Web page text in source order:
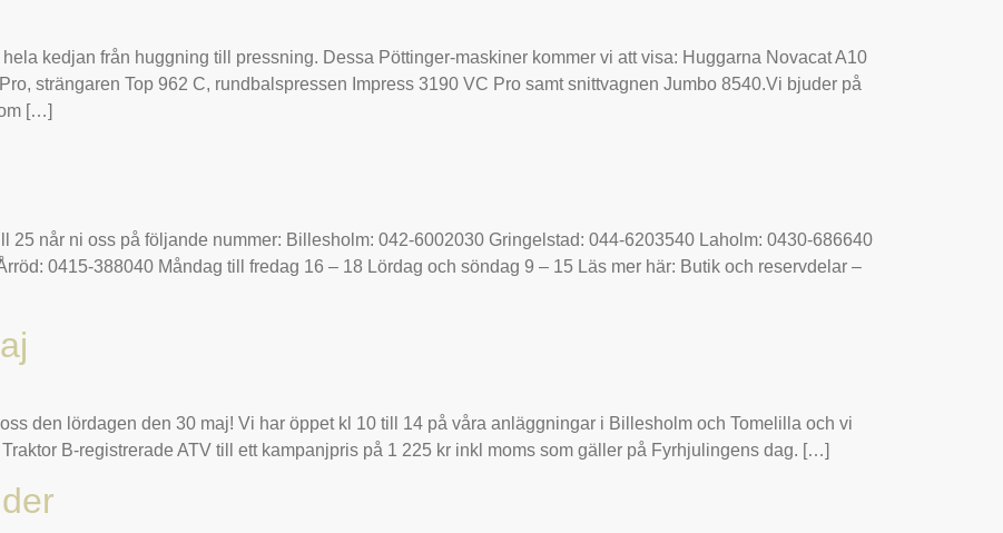
kedjan från huggning till pressning. Dessa Pöttinger-maskiner kommer vi att visa: Huggarna Novacat A10
strängaren Top 962 C, rundbalspressen Impress 3190 VC Pro samt snittvagnen Jumbo 8540.Vi bjuder på
[…]
25 når ni oss på följande nummer: Billesholm: 042-6002030 Gringelstad: 044-6203540 Laholm: 0430-686640
0415-388040 Måndag till fredag 16 – 18 Lördag och söndag 9 – 15 Läs mer här: Butik och reservdelar –
den lördagen den 30 maj! Vi har öppet kl 10 till 14 på våra anläggningar i Billesholm och Tomelilla och vi
B-registrerade ATV till ett kampanjpris på 1 225 kr inkl moms som gäller på Fyrhjulingens dag. […]